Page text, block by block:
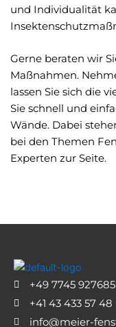
und Individualität
Gerne beraten wir
Maßnahmen.
lassen Sie sich die
Sie schnell und
Wände. Dabei
bei den Themen
Experten zur Seite.
+49 7745
+41 43 433 57
info@meier-